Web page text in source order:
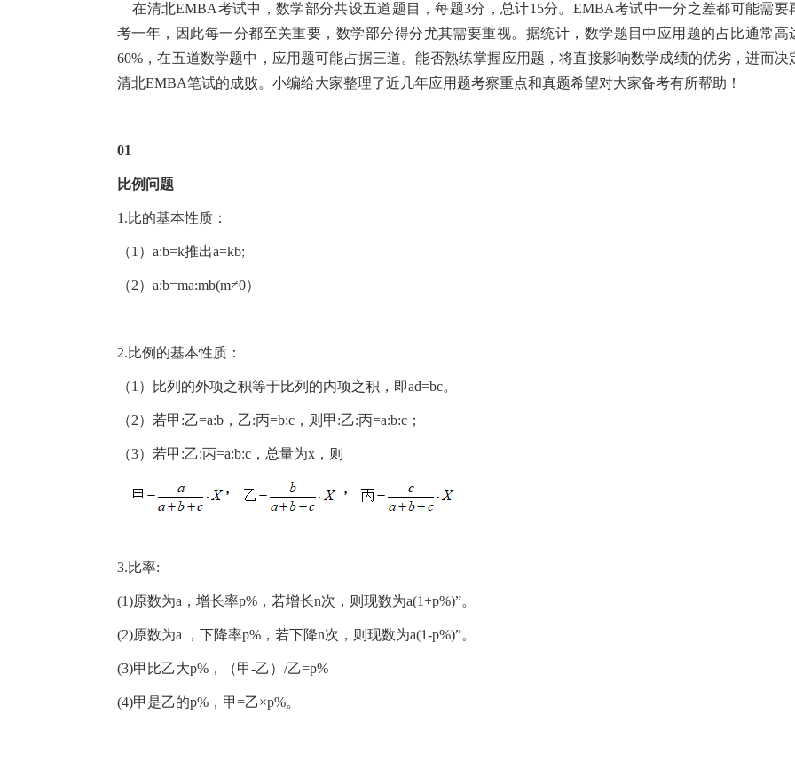
在清北EMBA考试中，数学部分共设五道题目，每题3分，总计15分。EMBA考试中一分之差都可能需要
考一年，因此每一分都至关重要，数学部分得分尤其需要重视。据统计，数学题目中应用题的占比通常高
60%，在五道数学题中，应用题可能占据三道。能否熟练掌握应用题，将直接影响数学成绩的优劣，进而决
清北EMBA笔试的成败。小编给大家整理了近几年应用题考察重点和真题希望对大家备考有所帮助！
01
比例问题
1.比的基本性质：
（1）a:b=k推出a=kb;
（2）a:b=ma:mb(m≠0）
2.比例的基本性质：
（1）比列的外项之积等于比列的内项之积，即ad=bc。
（2）若甲:乙=a:b，乙:丙=b:c，则甲:乙:丙=a:b:c；
（3）若甲:乙:丙=a:b:c，总量为x，则
3.比率:
(1)原数为a，增长率p%，若增长n次，则现数为a(1+p%)”。
(2)原数为a ，下降率p%，若下降n次，则现数为a(1-p%)”。
(3)甲比乙大p%，（甲-乙）/乙=p%
(4)甲是乙的p%，甲=乙×p%。